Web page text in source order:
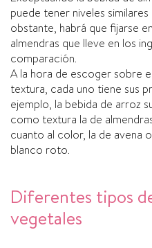
puede tener niveles
obstante, habrá que fijarse
almendras que lleve en los
comparación.
A la hora de escoger sobre
textura, cada uno tiene sus
ejemplo, la bebida de arroz
como textura la de
cuanto al color, la de avena
blanco roto.
Diferentes tipos
vegetales